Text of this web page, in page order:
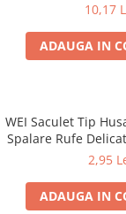
10,17
ADAUGA IN
WEI Saculet Tip
Spalare Rufe
Spalat2,95
ADAUGA IN